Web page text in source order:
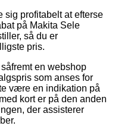
profitabelt at efterse
på Makita Sele
så du er
pris.
en webshop
som anses for
være en indikation på
kort er på den anden
der assisterer